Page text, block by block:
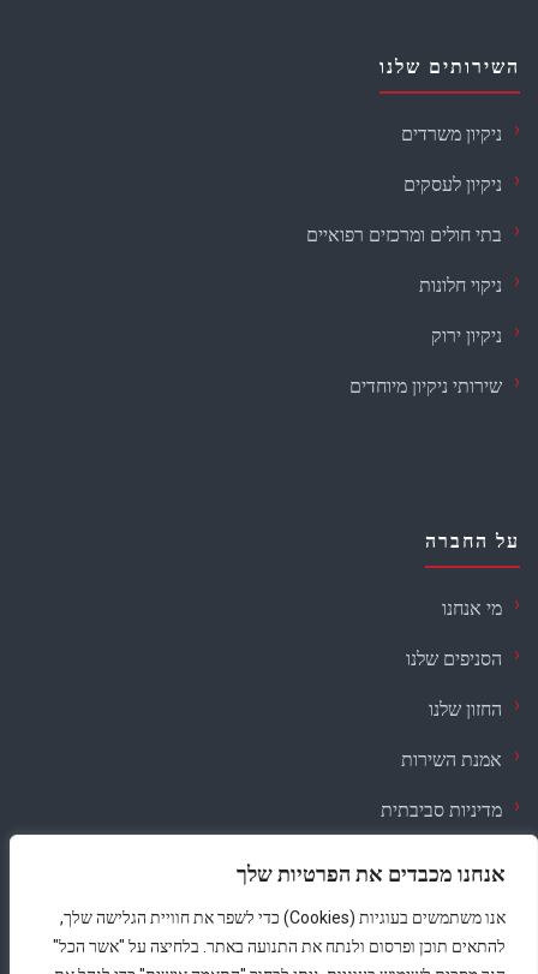
אנחנו מכבדים את הפרטיות שלך
אנו משתמשים בעוגיות (Cookies) כדי לשפר את חוויית הגלישה שלך,
להתאים תוכן ופרסום ולנתח את התנועה באתר. בלחיצה על "אשר הכל"
השירותים שלנו
ניקיון משרדים
ניקיון לעסקים
בתי חולים ומרכזים רפואיים
ניקוי חלונות
ניקיון ירוק
שירותי ניקיון מיוחדים
על החברה
מי אנחנו
הסניפים שלנו
החזון שלנו
אמנת השירות
מדיניות סביבתית
תקנון · נגישות · פרטיות